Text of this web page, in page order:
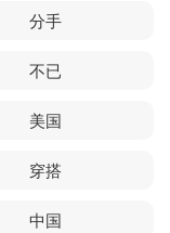
分手
不已
美国
穿搭
中国